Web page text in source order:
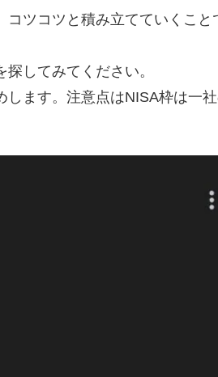
コツコツと積み立てていくこと
してみてください。
します。注意点はNISA枠は一